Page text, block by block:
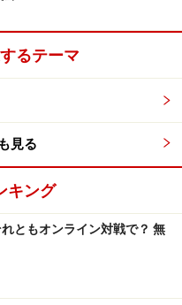
るテーマ
見る
キング
ともオンライン対戦で？ 無